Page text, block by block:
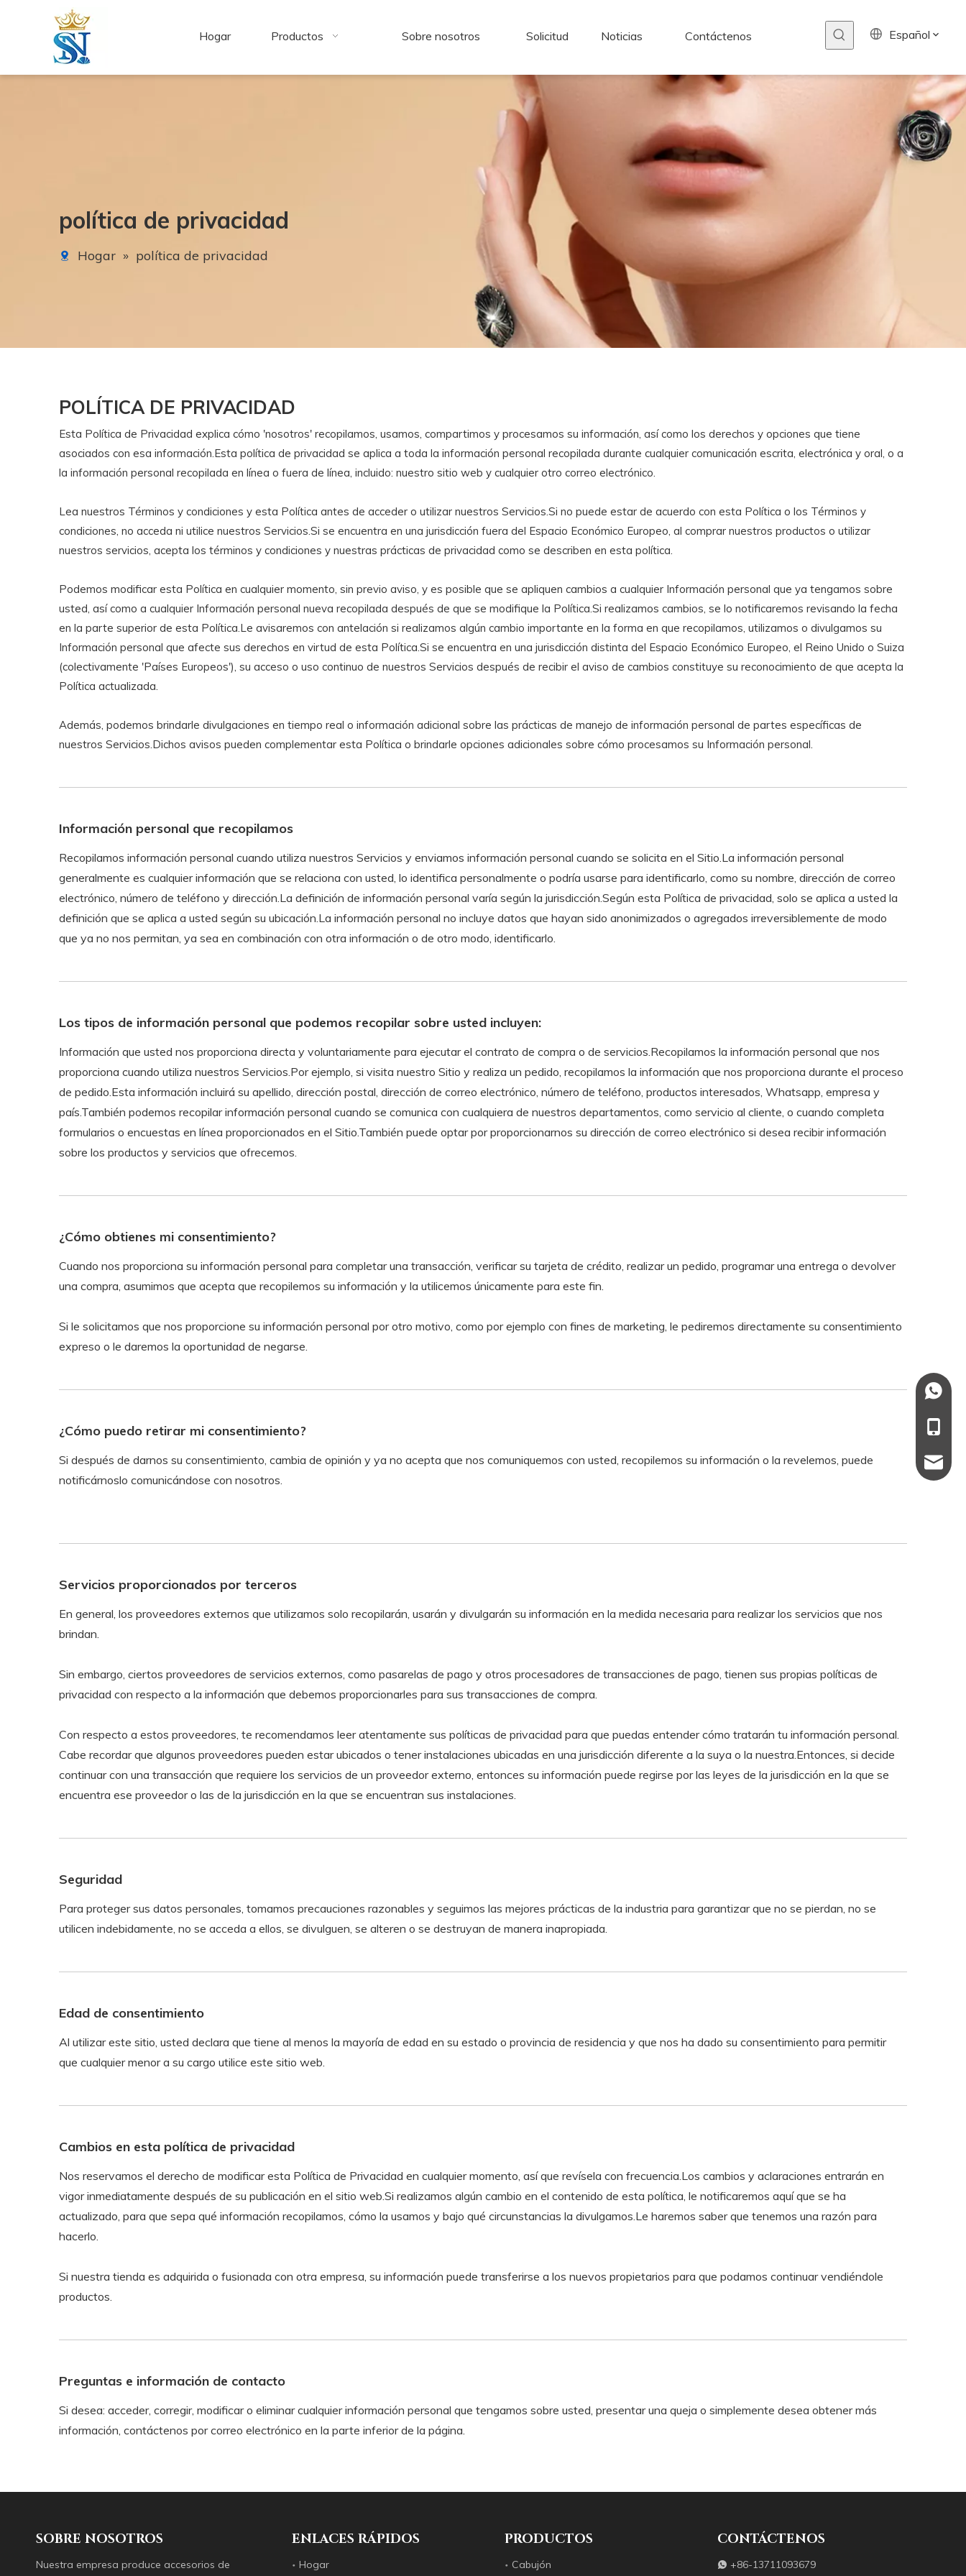
Hogar Productos Sobre nosotros Solicitud Noticias Contáctenos Español
política de privacidad
Hogar » política de privacidad
POLÍTICA DE PRIVACIDAD
Esta Política de Privacidad explica cómo 'nosotros' recopilamos, usamos, compartimos y procesamos su información, así como los derechos y opciones que tiene
asociados con esa información.Esta política de privacidad se aplica a toda la información personal recopilada durante cualquier comunicación escrita, electrónica y oral, o a
la información personal recopilada en línea o fuera de línea, incluido: nuestro sitio web y cualquier otro correo electrónico.
Lea nuestros Términos y condiciones y esta Política antes de acceder o utilizar nuestros Servicios.Si no puede estar de acuerdo con esta Política o los Términos y
condiciones, no acceda ni utilice nuestros Servicios.Si se encuentra en una jurisdicción fuera del Espacio Económico Europeo, al comprar nuestros productos o utilizar
nuestros servicios, acepta los términos y condiciones y nuestras prácticas de privacidad como se describen en esta política.
Podemos modificar esta Política en cualquier momento, sin previo aviso, y es posible que se apliquen cambios a cualquier Información personal que ya tengamos sobre
usted, así como a cualquier Información personal nueva recopilada después de que se modifique la Política.Si realizamos cambios, se lo notificaremos revisando la fecha
en la parte superior de esta Política.Le avisaremos con antelación si realizamos algún cambio importante en la forma en que recopilamos, utilizamos o divulgamos su
Información personal que afecte sus derechos en virtud de esta Política.Si se encuentra en una jurisdicción distinta del Espacio Económico Europeo, el Reino Unido o Suiza
(colectivamente 'Países Europeos'), su acceso o uso continuo de nuestros Servicios después de recibir el aviso de cambios constituye su reconocimiento de que acepta la
Política actualizada.
Además, podemos brindarle divulgaciones en tiempo real o información adicional sobre las prácticas de manejo de información personal de partes específicas de
nuestros Servicios.Dichos avisos pueden complementar esta Política o brindarle opciones adicionales sobre cómo procesamos su Información personal.
Información personal que recopilamos
Recopilamos información personal cuando utiliza nuestros Servicios y enviamos información personal cuando se solicita en el Sitio.La información personal
generalmente es cualquier información que se relaciona con usted, lo identifica personalmente o podría usarse para identificarlo, como su nombre, dirección de correo
electrónico, número de teléfono y dirección.La definición de información personal varía según la jurisdicción.Según esta Política de privacidad, solo se aplica a usted la
definición que se aplica a usted según su ubicación.La información personal no incluye datos que hayan sido anonimizados o agregados irreversiblemente de modo
que ya no nos permitan, ya sea en combinación con otra información o de otro modo, identificarlo.
Los tipos de información personal que podemos recopilar sobre usted incluyen:
Información que usted nos proporciona directa y voluntariamente para ejecutar el contrato de compra o de servicios.Recopilamos la información personal que nos
proporciona cuando utiliza nuestros Servicios.Por ejemplo, si visita nuestro Sitio y realiza un pedido, recopilamos la información que nos proporciona durante el proceso
de pedido.Esta información incluirá su apellido, dirección postal, dirección de correo electrónico, número de teléfono, productos interesados, Whatsapp, empresa y
país.También podemos recopilar información personal cuando se comunica con cualquiera de nuestros departamentos, como servicio al cliente, o cuando completa
formularios o encuestas en línea proporcionados en el Sitio.También puede optar por proporcionarnos su dirección de correo electrónico si desea recibir información
sobre los productos y servicios que ofrecemos.
¿Cómo obtienes mi consentimiento?
Cuando nos proporciona su información personal para completar una transacción, verificar su tarjeta de crédito, realizar un pedido, programar una entrega o devolver
una compra, asumimos que acepta que recopilemos su información y la utilicemos únicamente para este fin.
Si le solicitamos que nos proporcione su información personal por otro motivo, como por ejemplo con fines de marketing, le pediremos directamente su consentimiento
expreso o le daremos la oportunidad de negarse.
¿Cómo puedo retirar mi consentimiento?
Si después de darnos su consentimiento, cambia de opinión y ya no acepta que nos comuniquemos con usted, recopilemos su información o la revelemos, puede
notificárnoslo comunicándose con nosotros.
Servicios proporcionados por terceros
En general, los proveedores externos que utilizamos solo recopilarán, usarán y divulgarán su información en la medida necesaria para realizar los servicios que nos
brindan.
Sin embargo, ciertos proveedores de servicios externos, como pasarelas de pago y otros procesadores de transacciones de pago, tienen sus propias políticas de
privacidad con respecto a la información que debemos proporcionarles para sus transacciones de compra.
Con respecto a estos proveedores, te recomendamos leer atentamente sus políticas de privacidad para que puedas entender cómo tratarán tu información personal.
Cabe recordar que algunos proveedores pueden estar ubicados o tener instalaciones ubicadas en una jurisdicción diferente a la suya o la nuestra.Entonces, si decide
continuar con una transacción que requiere los servicios de un proveedor externo, entonces su información puede regirse por las leyes de la jurisdicción en la que se
encuentra ese proveedor o las de la jurisdicción en la que se encuentran sus instalaciones.
Seguridad
Para proteger sus datos personales, tomamos precauciones razonables y seguimos las mejores prácticas de la industria para garantizar que no se pierdan, no se
utilicen indebidamente, no se acceda a ellos, se divulguen, se alteren o se destruyan de manera inapropiada.
Edad de consentimiento
Al utilizar este sitio, usted declara que tiene al menos la mayoría de edad en su estado o provincia de residencia y que nos ha dado su consentimiento para permitir
que cualquier menor a su cargo utilice este sitio web.
Cambios en esta política de privacidad
Nos reservamos el derecho de modificar esta Política de Privacidad en cualquier momento, así que revísela con frecuencia.Los cambios y aclaraciones entrarán en
vigor inmediatamente después de su publicación en el sitio web.Si realizamos algún cambio en el contenido de esta política, le notificaremos aquí que se ha
actualizado, para que sepa qué información recopilamos, cómo la usamos y bajo qué circunstancias la divulgamos.Le haremos saber que tenemos una razón para
hacerlo.
Si nuestra tienda es adquirida o fusionada con otra empresa, su información puede transferirse a los nuevos propietarios para que podamos continuar vendiéndole
productos.
Preguntas e información de contacto
Si desea: acceder, corregir, modificar o eliminar cualquier información personal que tengamos sobre usted, presentar una queja o simplemente desea obtener más
información, contáctenos por correo electrónico en la parte inferior de la página.
SOBRE NOSOTROS
Nuestra empresa produce accesorios de
ENLACES RÁPIDOS
Hogar
PRODUCTOS
Cabujón
CONTÁCTENOS
 +86-13711093679